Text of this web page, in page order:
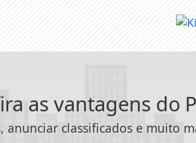
as vantagens do
anunciar classificados e muito